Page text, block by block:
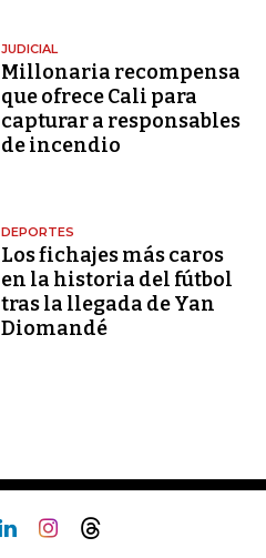
JUDICIAL
Millonaria recompensa
que ofrece Cali para
capturar a responsables
de incendio
DEPORTES
Los fichajes más caros
en la historia del fútbol
tras la llegada de Yan
Diomandé